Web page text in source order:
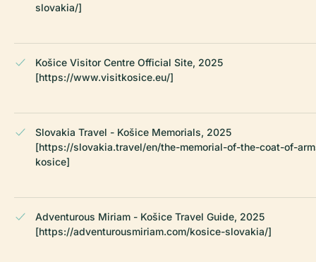
slovakia/]
Košice Visitor Centre Official Site, 2025
[https://www.visitkosice.eu/]
Slovakia Travel - Košice Memorials, 2025
[https://slovakia.travel/en/the-memorial-of-the-coat-of-
kosice]
Adventurous Miriam - Košice Travel Guide, 2025
[https://adventurousmiriam.com/kosice-slovakia/]